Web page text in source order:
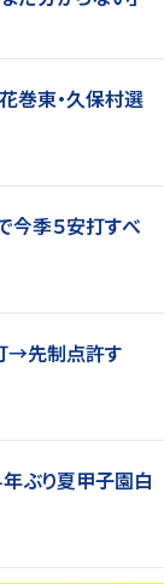
巻東・久保村選
今季５安打すべ
→先制点許す
ぶり夏甲子園白